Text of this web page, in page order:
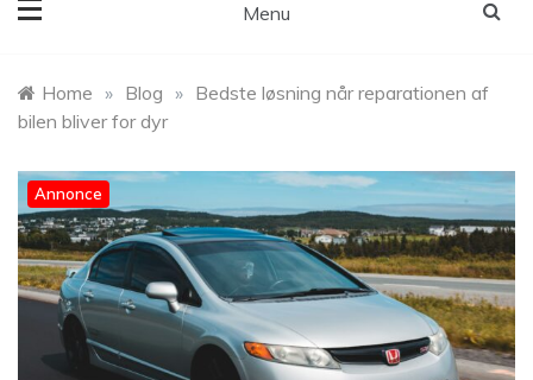
Menu
Home » Blog » Bedste løsning når reparationen af
bilen bliver for dyr
Annonce